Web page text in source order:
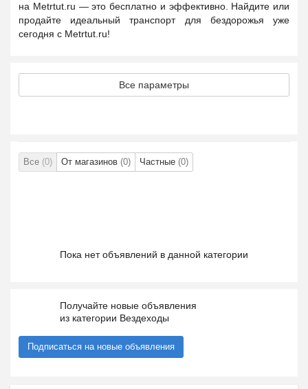
на Metrtut.ru — это бесплатно и эффективно. Найдите или
продайте идеальный транспорт для бездорожья уже
сегодня с Metrtut.ru!
Все параметры
Все (0) От магазинов (0) Частные (0)
Пока нет объявлений в данной категории
Получайте новые объявления
из категории Вездеходы
Подписаться на новые объявления